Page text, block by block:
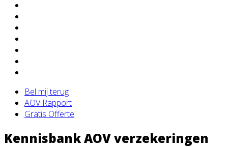
Bel mij terug
AOV Rapport
Gratis Offerte
Kennisbank AOV verzekeringen